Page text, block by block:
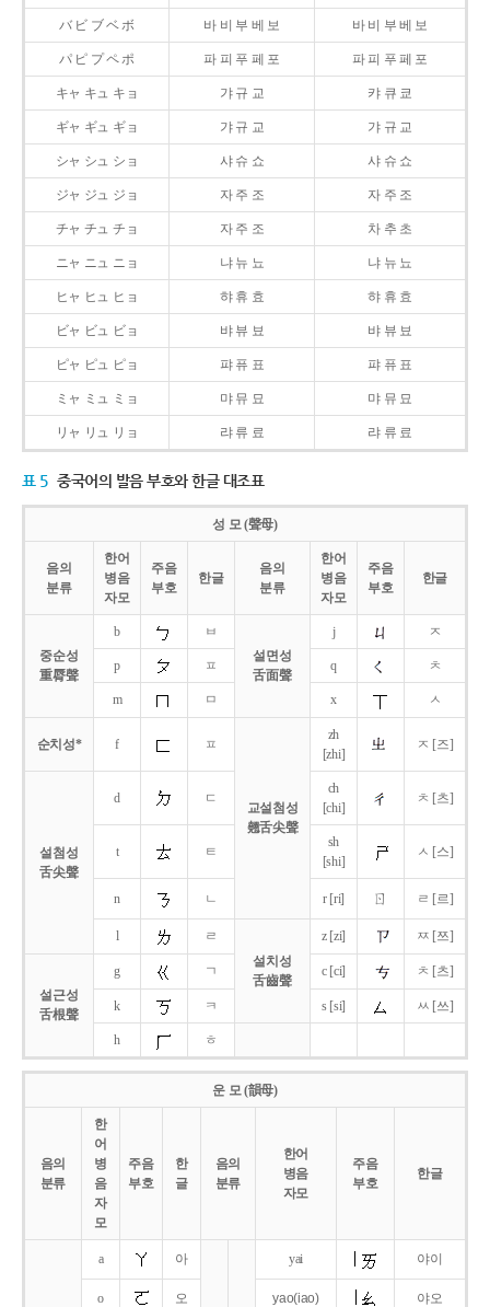
バ ビ ブ ベ ボ 바 비 부 베 보 바 비 부 베 보
パ ピ プ ペ ポ 파 피 푸 페 포 파 피 푸 페 포
キャ キュ キョ 갸 규 교 캬 큐 쿄
ギャ ギュ ギョ 갸 규 교 갸 규 교
シャ シュ ショ 샤 슈 쇼 샤 슈 쇼
ジャ ジュ ジョ 자 주 조 자 주 조
チャ チュ チョ 자 주 조 차 추 초
ニャ ニュ ニョ 냐 뉴 뇨 냐 뉴 뇨
ヒャ ヒュ ヒョ 햐 휴 효 햐 휴 효
ビャ ビュ ビョ 뱌 뷰 뵤 뱌 뷰 뵤
ピャ ピュ ピョ 퍄 퓨 표 퍄 퓨 표
ミャ ミュ ミョ 먀 뮤 묘 먀 뮤 묘
リャ リュ リョ 랴 류 료 랴 류 료
표 5 중국어의 발음 부호와 한글 대조표
성 모 (聲母)
음의
분류
한어
병음
자모
주음
부호
한글
음의
분류
한어
병음
자모
주음
부호
한글
중순성
重脣聲
b
ㅂ
설면성
舌面聲
j ㅈ
p ㅍ q ㅊ
m ㅁ x ㅅ
순치성* f ㅍ
교설첨성
翹舌尖聲
zh
[zhi]
ㅈ [즈]
설첨성
舌尖聲
d ㄷ
ch
[chi]
ㅊ [츠]
t ㅌ
sh
[shi]
ㅅ [스]
n ㄴ r [ri] ㄖ ㄹ [르]
l
ㄹ
설치성
舌齒聲
z [zi] ㅉ [쯔]
설근성
舌根聲
g ㄱ c [ci] ㅊ [츠]
k ㅋ s [si] ㅆ [쓰]
h ㅎ
운 모 (韻母)
음의
분류
한
어
병
음
자
모
주음
부호
한
글
음의
분류
한어
병음
자모
주음
부호
한글
a 아 yai 야이
o 오 yao(iao) 야오